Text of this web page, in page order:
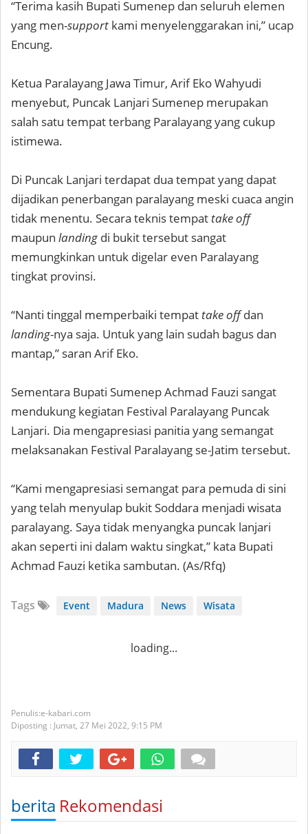
“Terima kasih Bupati Sumenep dan seluruh elemen
yang men-support kami menyelenggarakan ini,” ucap
Encung.
Ketua Paralayang Jawa Timur, Arif Eko Wahyudi
menyebut, Puncak Lanjari Sumenep merupakan
salah satu tempat terbang Paralayang yang cukup
istimewa.
Di Puncak Lanjari terdapat dua tempat yang dapat
dijadikan penerbangan paralayang meski cuaca angin
tidak menentu. Secara teknis tempat take off
maupun landing di bukit tersebut sangat
memungkinkan untuk digelar even Paralayang
tingkat provinsi.
“Nanti tinggal memperbaiki tempat take offdan
landing-nya saja. Untuk yang lain sudah bagus dan
mantap,” saran Arif Eko.
Sementara Bupati Sumenep Achmad Fauzi sangat
mendukung kegiatan Festival Paralayang Puncak
Lanjari. Dia mengapresiasi panitia yang semangat
melaksanakan Festival Paralayang se-Jatim tersebut.
“Kami mengapresiasi semangat para pemuda di sini
yang telah menyulap bukit Soddara menjadi wisata
paralayang. Saya tidak menyangka puncak lanjari
akan seperti ini dalam waktu singkat,” kata Bupati
Achmad Fauzi ketika sambutan. (As/Rfq)
Tags Event Madura News Wisata
loading...
e-kabari.com
Diposting : Jumat, 27 Mei 2022, 9:15 PM
berita Rekomendasi